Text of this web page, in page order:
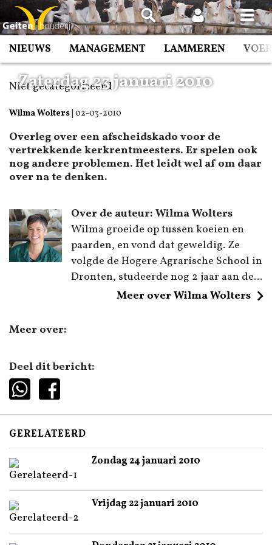
Spring
naar
inhoud
NIEUWS MANAGEMENT LAMMEREN
Niet gecategoriseerd
Zaterdag 23 januari 2010
Wilma Wolters 02-03-2010
Overleg over een afscheidskado voor de
vertrekkende kerkrentmeesters. Er spelen ook
nog andere problemen. Het leidt wel af om daar
over na te denken.
Over de auteur: Wilma Wolters
Wilma groeide op tussen koeien en
paarden, en vond dat geweldig. Ze
volgde de Hogere Agrarische School in
Dronten, studeerde nog 2 jaar aan de...
Meer over Wilma Wolters
Meer over:
Deel dit bericht:
GERELATEERD
Zondag 24 januari 2010
Vrijdag 22 januari 2010